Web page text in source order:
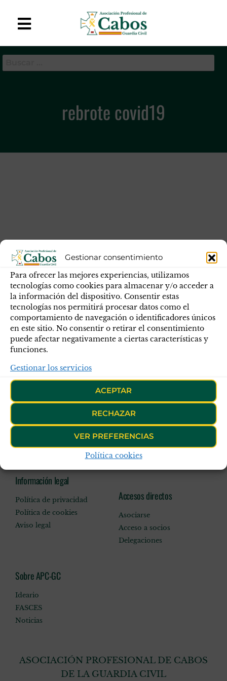
Gestionar consentimiento
Para ofrecer las mejores experiencias, utilizamos
tecnologías como cookies para almacenar y/o acceder a
la información del dispositivo. Consentir estas
tecnologías nos permitirá procesar datos como el
comportamiento de navegación o identificadores únicos
en este sitio. No consentir o retirar el consentimiento
puede afectar negativamente a ciertas características y
funciones.
Gestionar los servicios
ACEPTAR
RECHAZAR
VER PREFERENCIAS
Política cookies
APC-GC
de Cabos de la Guardia
rebrote covid19
rebrote covid19
ANTERIOR
rebrote covid19
Información legal
Política de privacidad
Política de cookies
Aviso legal
Accesos directos
Asociarse
Acceso a socios
Delegaciones
Sobre APC-GC
Ideario
FASCES
Noticias
ASOCIACIÓN PROFESIONAL DE CABOS
DE LA GUARDIA CIVIL